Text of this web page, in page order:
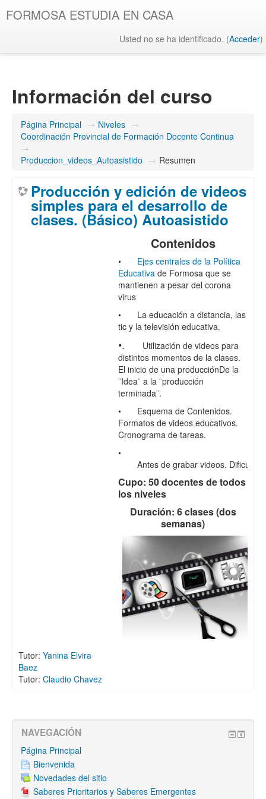
FORMOSA ESTUDIA EN CASA
Usted no se ha identificado. (Acceder)
Información del curso
Página Principal → Niveles →
Coordinación Provincial de Formación Docente Continua
→
Produccion_videos_Autoasistido → Resumen
Producción y edición de videos
simples para el desarrollo de
clases. (Básico) Autoasistido
Contenidos
•
Ejes centrales de la Política
Educativa de Formosa que se
mantienen a pesar del corona
virus
•
La educación a distancia, las
tic y la televisión educativa.
•.
Utilización de videos para
distintos momentos de la clases.
El inicio de una producciónDe la
¨Idea¨ a la ¨producción
terminada¨.
•
Esquema de Contenidos.
Formatos de videos educativos.
Cronograma de tareas.
•
Antes de grabar videos.
Cupo: 50 docentes de todos
los niveles
Duración: 6 clases (dos
semanas)
Tutor: Yanina Elvira
Baez
Tutor: Claudio Chavez
NAVEGACIÓN
Página Principal
Bienvenida
Novedades del sitio
Saberes Prioritarios y Saberes Emergentes